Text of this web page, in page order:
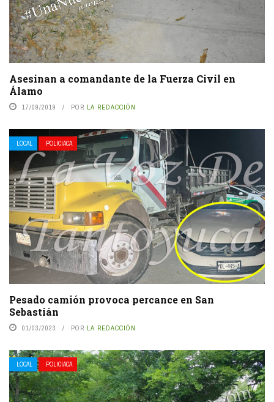
Asesinan a comandante de la Fuerza Civil en
Álamo
17/09/2019 POR LA REDACCIÓN
LOCAL POLICIACA
Pesado camión provoca percance en San
Sebastián
01/03/2023 POR LA REDACCIÓN
LOCAL POLICIACA